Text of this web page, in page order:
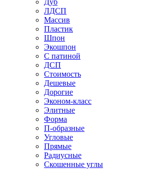
ЛДСП
Массив
Пластик
Шпон
Экошпон
С патиной
ДСП
Стоимость
Дешевые
Дорогие
Эконом-класс
Элитные
Форма
П-образные
Угловые
Прямые
Радиусные
Скошенные углы